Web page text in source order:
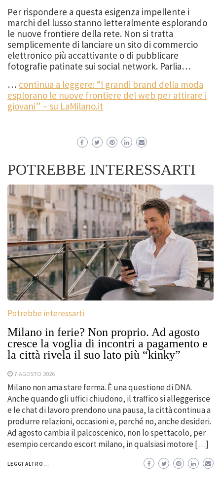
Per rispondere a questa esigenza impellente i
marchi del lusso stanno letteralmente esplorando
le nuove frontiere della rete. Non si tratta
semplicemente di lanciare un sito di commercio
elettronico più accattivante o di pubblicare
fotografie patinate sui social network. Parlia…
… continua a leggere: “I grandi brand della moda
esplorano le nuove frontiere del web per attirare i
giovani” – su LaMilano.it
POTREBBE INTERESSARTI
Potrebbe interessarti
Milano in ferie? Non proprio. Ad agosto
cresce la voglia di incontri a pagamento e
la città rivela il suo lato più “kinky”
7 AGOSTO 2026
Milano non ama stare ferma. È una questione di DNA.
Anche quando gli uffici chiudono, il traffico si alleggerisce
e le chat di lavoro prendono una pausa, la città continua a
produrre relazioni, occasioni e, perché no, anche desideri.
Ad agosto cambia il palcoscenico, non lo spettacolo, per
esempio cercando escort milano, in qualsiasi motore […]
LEGGI ALTRO...